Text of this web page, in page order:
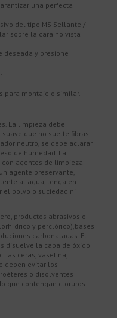
una perfecta
del tipo MS Sellante /
sobre la cara no vista
deseada y presione
para montaje o similar.
La limpieza debe
que no suelte fibras.
neutro, se debe aclarar
de humedad. La
agentes de limpieza
agente preservante,
al agua, tenga en
el polvo o suciedad ni
productos abrasivos o
y perclórico),bases
carbonatadas. El
disuelve la capa de óxido
ceras, vaselina,
deben evitar los
o disolventes
que contengan cloruros